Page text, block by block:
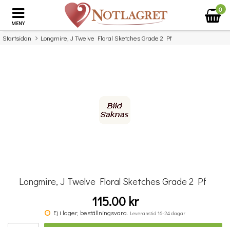
MENY
0
Startsidan Longmire, J Twelve Floral Sketches Grade 2 Pf
Beethoven: Hymn Of Joy for Organ
Longmire, J Twelve Floral Sketches Grade 2 Pf
115.00 kr
Ej i lager, beställningsvara. Leveranstid 16-24 dagar